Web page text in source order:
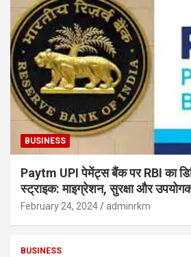
BUSINESS
Paytm UPI पेमेंट्स बैंक पर RBI का
स्ट्राइक: माइग्रेशन, सुरक्षा और
February 24, 2024 adminrkm
BUSINESS